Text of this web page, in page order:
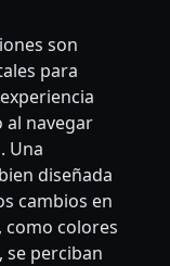
son
para
al navegar
Una
diseñada
cambios en
como colores
se perciban